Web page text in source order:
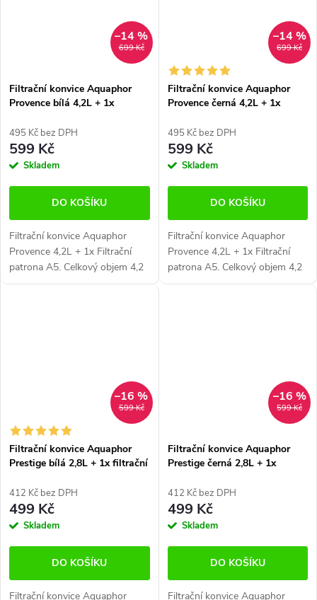
699 Kč
–14 %
Filtrační konvice Aquaphor
Provence bílá 4,2L + 1x
495 Kč bez DPH
599 Kč
Skladem
DO KOŠÍKU
Filtrační konvice Aquaphor
Provence 4,2L + 1x Filtrační
patrona A5. Celkový objem 4,2
litrů.
699 Kč
–14 %
Filtrační konvice Aquaphor
Provence černá 4,2L + 1x
495 Kč bez DPH
599 Kč
Skladem
DO KOŠÍKU
Filtrační konvice Aquaphor
Provence 4,2L + 1x Filtrační
patrona A5. Celkový objem 4,2
litrů.
599 Kč
–16 %
Filtrační konvice Aquaphor
Prestige bílá 2,8L + 1x filtrační
412 Kč bez DPH
499 Kč
Skladem
DO KOŠÍKU
Filtrační konvice Aquaphor
599 Kč
–16 %
Filtrační konvice Aquaphor
Prestige černá 2,8L + 1x
412 Kč bez DPH
499 Kč
Skladem
DO KOŠÍKU
Filtrační konvice Aquaphor